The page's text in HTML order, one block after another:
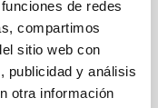
de redes
compartimos
sitio web con
publicidad y análisis
otra información
ya
con